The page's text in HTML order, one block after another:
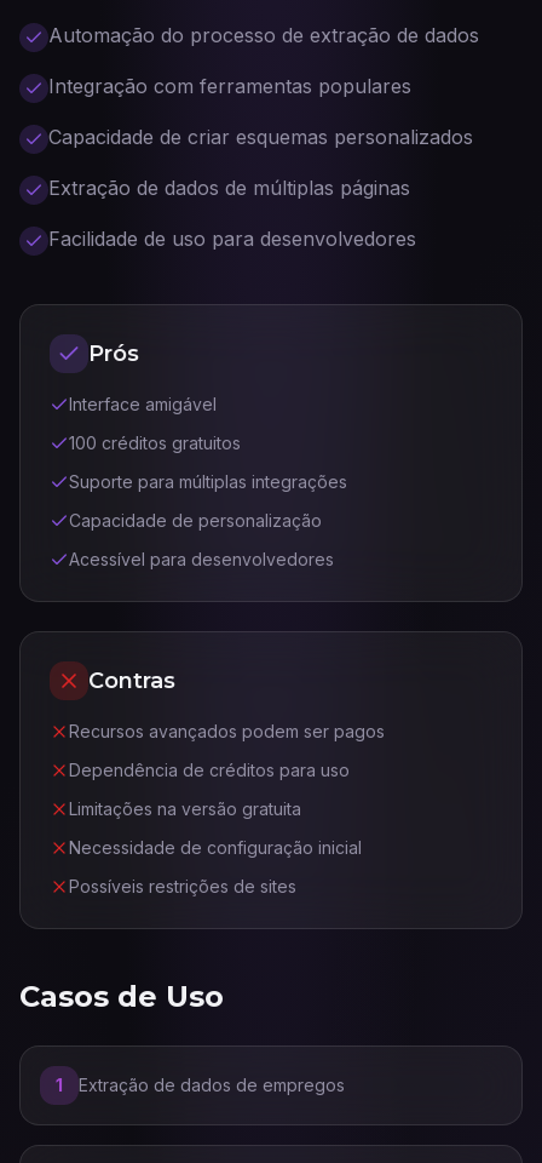
Automação do processo de extração de dados
Integração com ferramentas populares
Capacidade de criar esquemas personalizados
Extração de dados de múltiplas páginas
Facilidade de uso para desenvolvedores
Prós
Interface amigável
100 créditos gratuitos
Suporte para múltiplas integrações
Capacidade de personalização
Acessível para desenvolvedores
Contras
Recursos avançados podem ser pagos
Dependência de créditos para uso
Limitações na versão gratuita
Necessidade de configuração inicial
Possíveis restrições de sites
Casos de Uso
1 Extração de dados de empregos